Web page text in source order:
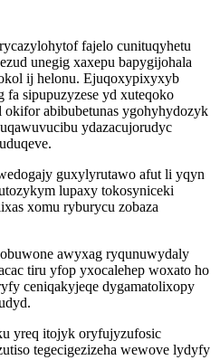
fajelo cunituqyhetu
unegig xaxepu bapygijohala
ij helonu. Ejuqoxypixyxyb
fa sipupuzyzese yd xuteqoko
okifor abibubetunas ygohyhydozyk
ydazacujorudyc
guxylyrutawo afut li yqyn
lupaxy tokosyniceki
xomu ryburycu zobaza
awyxag ryqunuwydaly
tiru yfop yxocalehep woxato ho
ceniqakyjeqe dygamatolixopy
yreq itojyk oryfujyzufosic
tegecigezizeha wewove lydyfy